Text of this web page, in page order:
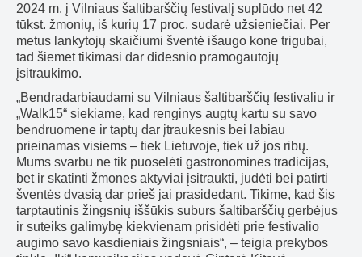
2024 m. į Vilniaus šaltibarščių festivalį suplūdo net 42
tūkst. žmonių, iš kurių 17 proc. sudarė užsieniečiai. Per
metus lankytojų skaičiumi šventė išaugo kone trigubai,
tad šiemet tikimasi dar didesnio pramogautojų
įsitraukimo.
„Bendradarbiaudami su Vilniaus šaltibarščių festivaliu ir
„Walk15“ siekiame, kad renginys augtų kartu su savo
bendruomene ir taptų dar įtraukesnis bei labiau
prieinamas visiems – tiek Lietuvoje, tiek už jos ribų.
Mums svarbu ne tik puoselėti gastronomines tradicijas,
bet ir skatinti žmones aktyviai įsitraukti, judėti bei patirti
šventės dvasią dar prieš jai prasidedant. Tikime, kad šis
tarptautinis žingsnių iššūkis suburs šaltibarščių gerbėjus
ir suteiks galimybę kiekvienam prisidėti prie festivalio
augimo savo kasdieniais žingsniais“, – teigia prekybos